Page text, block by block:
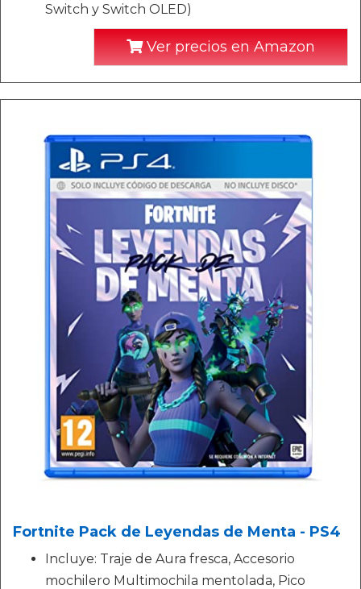
Switch y Switch OLED)
Ver precios en Amazon
Fortnite Pack de Leyendas de Menta - PS4
Incluye: Traje de Aura fresca, Accesorio
mochilero Multimochila mentolada, Pico